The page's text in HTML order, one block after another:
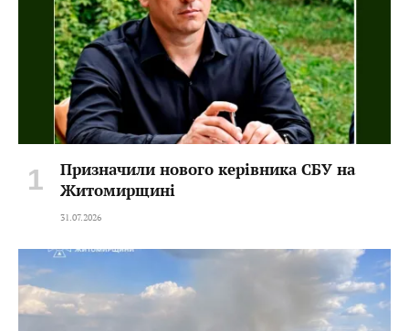
Призначили нового керівника СБУ на
Житомирщині
31.07.2026